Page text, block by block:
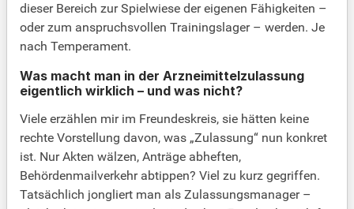
dieser Bereich zur Spielwiese der eigenen Fähigkeiten –
oder zum anspruchsvollen Trainingslager – werden. Je
nach Temperament.
Was macht man in der Arzneimittelzulassung
eigentlich wirklich – und was nicht?
Viele erzählen mir im Freundeskreis, sie hätten keine
rechte Vorstellung davon, was „Zulassung“ nun konkret
ist. Nur Akten wälzen, Anträge abheften,
Behördenmailverkehr abtippen? Viel zu kurz gegriffen.
Tatsächlich jongliert man als Zulassungsmanager –